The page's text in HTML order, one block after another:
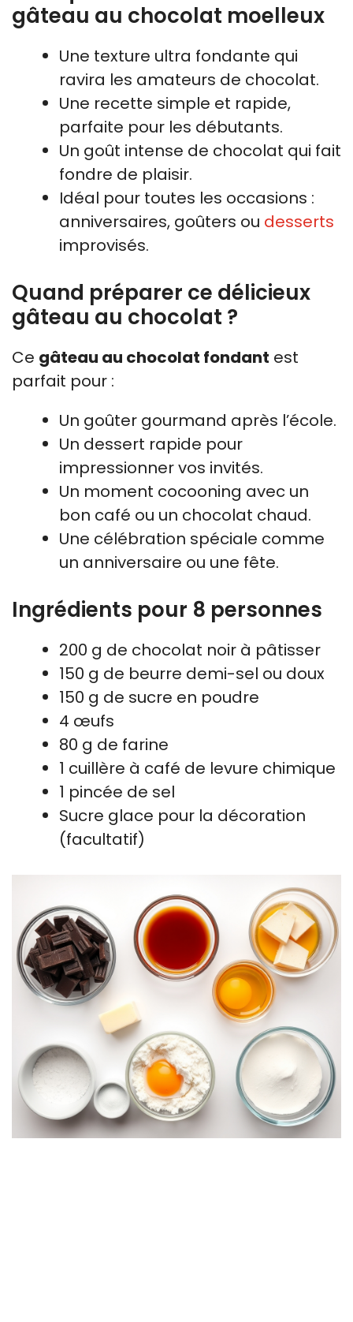
gâteau au chocolat moelleux
Une texture ultra fondante qui
ravira les amateurs de chocolat.
Une recette simple et rapide,
parfaite pour les débutants.
Un goût intense de chocolat qui fait
fondre de plaisir.
Idéal pour toutes les occasions :
anniversaires, goûters ou desserts
improvisés.
Quand préparer ce délicieux
gâteau au chocolat ?
Ce gâteau au chocolat fondant est
parfait pour :
Un goûter gourmand après l’école.
Un dessert rapide pour
impressionner vos invités.
Un moment cocooning avec un
bon café ou un chocolat chaud.
Une célébration spéciale comme
un anniversaire ou une fête.
Ingrédients pour 8 personnes
200 g de chocolat noir à pâtisser
150 g de beurre demi-sel ou doux
150 g de sucre en poudre
4 œufs
80 g de farine
1 cuillère à café de levure chimique
1 pincée de sel
Sucre glace pour la décoration
(facultatif)